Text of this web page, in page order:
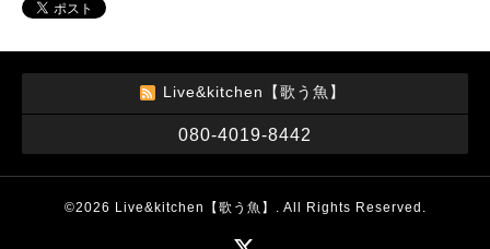
Live&kitchen【歌う魚】
080-4019-8442
©2026 Live&kitchen【歌う魚】 . All Rights Reserved.